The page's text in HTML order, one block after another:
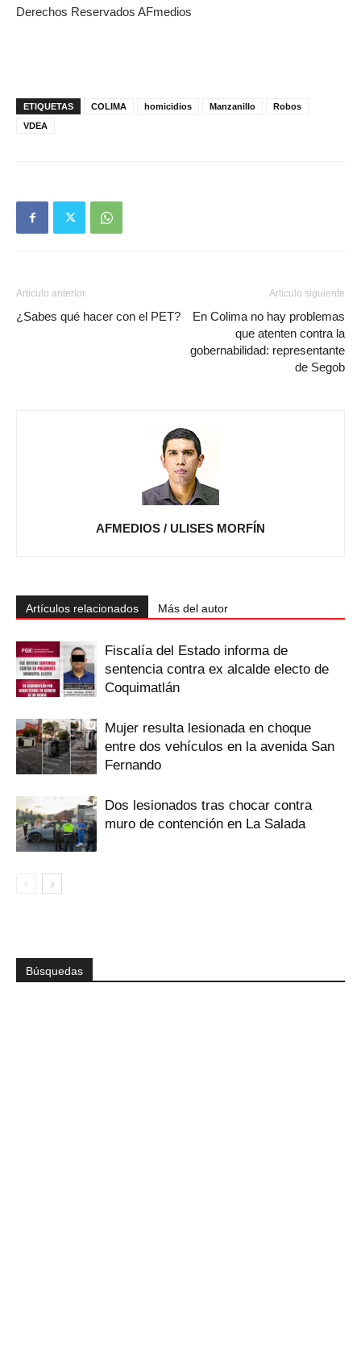
Derechos Reservados AFmedios
ETIQUETAS COLIMA homicidios Manzanillo
Robos
VDEA
Artículo anterior
¿Sabes qué hacer con el PET?
Artículo siguiente
En Colima no hay problemas
que atenten contra la
gobernabilidad: representante
de Segob
AFMEDIOS / ULISES MORFÍN
Artículos relacionados Más del autor
Fiscalía del Estado informa de
sentencia contra ex alcalde electo de
Coquimatlán
Mujer resulta lesionada en choque
entre dos vehículos en la avenida San
Fernando
Dos lesionados tras chocar contra
muro de contención en La Salada
Búsquedas